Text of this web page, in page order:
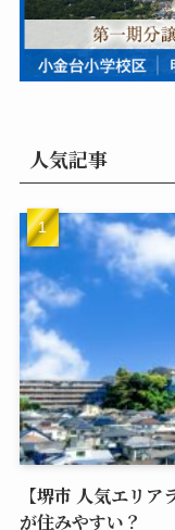
人気記事
【堺市 人気エリ
が住みやすい？